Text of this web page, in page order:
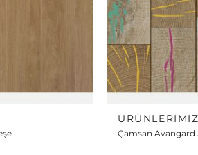
ÜRÜNLERIMIZ
Çamsan Avangard